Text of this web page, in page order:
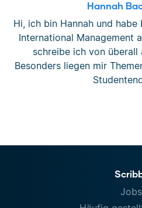
Hannah
Hi, ich bin Hannah und
International Management
schreibe ich von
Besonders liegen mir
Jobs